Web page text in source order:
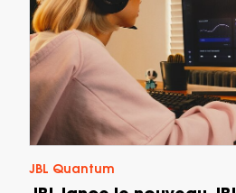
JBL Quantum